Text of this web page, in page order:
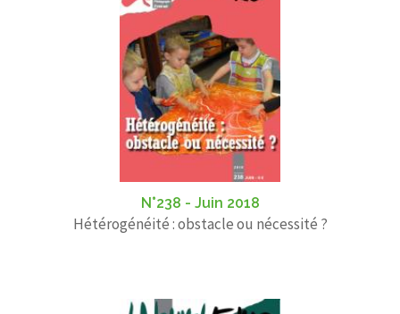
N°238 - Juin 2018
Hétérogénéité : obstacle ou nécessité ?